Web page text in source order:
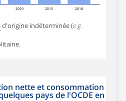
2010 2015 2018
d'origine indéterminée (e.g.
nette et consommation
pays de l'OCDE en